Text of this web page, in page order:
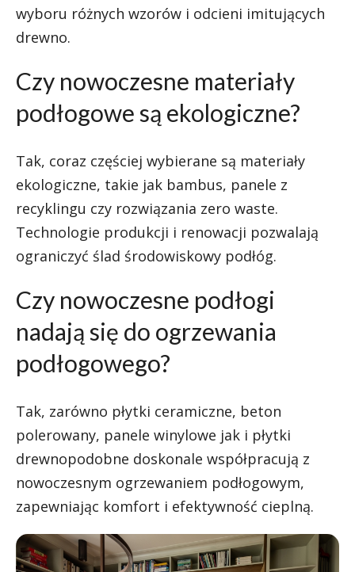
wyboru różnych wzorów i odcieni imitujących
drewno.
Czy nowoczesne materiały
podłogowe są ekologiczne?
Tak, coraz częściej wybierane są materiały
ekologiczne, takie jak bambus, panele z
recyklingu czy rozwiązania zero waste.
Technologie produkcji i renowacji pozwalają
ograniczyć ślad środowiskowy podłóg.
Czy nowoczesne podłogi
nadają się do ogrzewania
podłogowego?
Tak, zarówno płytki ceramiczne, beton
polerowany, panele winylowe jak i płytki
drewnopodobne doskonale współpracują z
nowoczesnym ogrzewaniem podłogowym,
zapewniając komfort i efektywność cieplną.